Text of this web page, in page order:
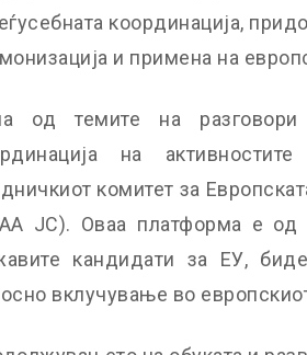
координација,
и примена на
од темите на
на
комитет за
JC). Оваа платформа е од
кандидати за ЕУ,
вклучување во